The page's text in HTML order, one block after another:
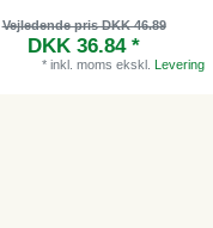
Vejledende pris DKK 46.89
DKK 36.84 *
* inkl. moms ekskl. Levering